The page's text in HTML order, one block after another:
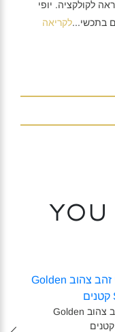
לקולקציה. יופי
בתכשי...לקריאה
עגילי זהב צהוב Golden